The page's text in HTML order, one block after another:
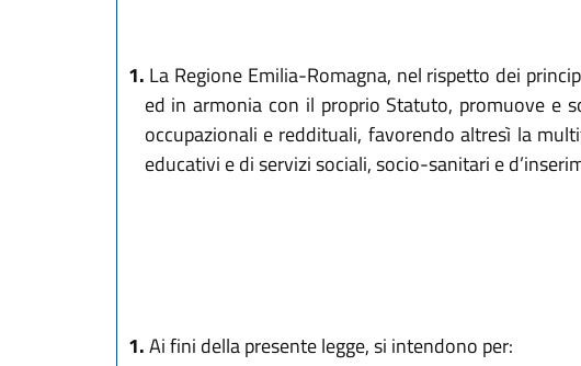
1. La Regione Emilia-Romagna, nel rispetto dei
ed in armonia con il proprio Statuto, promuove e
occupazionali e reddituali, favorendo altresì la
educativi e di servizi sociali, socio-sanitari e
1.Ai fini della presente legge, si intendono per: